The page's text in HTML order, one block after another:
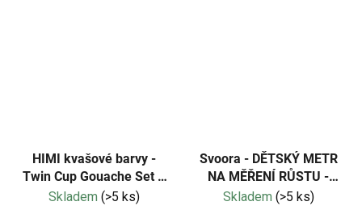
HIMI kvašové barvy -
Twin Cup Gouache Set –
48 barev + 3 štětce
Skladem (>5 ks)
Svoora - DĚTSKÝ METR
NA MĚŘENÍ RŮSTU -
MEDVĚD
Skladem (>5 ks)